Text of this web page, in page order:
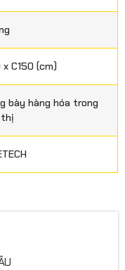
x C150 (cm)
bày hàng hóa trong